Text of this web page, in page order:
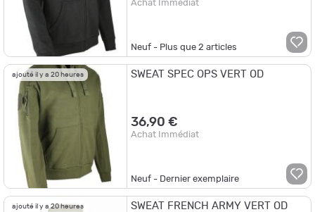
Achat Immédiat
Neuf - Plus que2 articles
ajouté il y a 20 heures SWEAT SPEC OPS VERT OD
36,90 €
Achat Immédiat
Neuf - Dernier exemplaire
ajouté il y a 20 heures SWEAT FRENCH ARMY VERT OD